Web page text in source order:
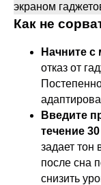
экраном
Как не
Начните с
отказ от
Введите
течение
задает тон
после сна
снизить